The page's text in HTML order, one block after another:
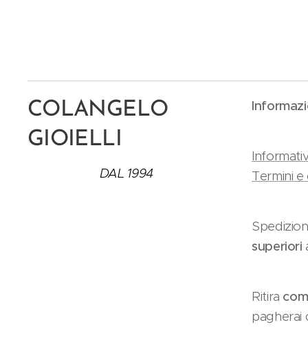
COLANGELO
GIOIELLI
DAL 1994
Termini
superiori
Ritira
pagherai